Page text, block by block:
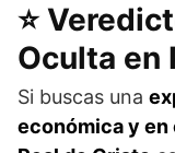
⭐
Oculta en
Si buscas una
económica y en